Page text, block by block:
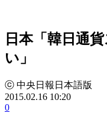
日本「韓日通
い」
ⓒ 中央日報日本語版
2015.02.16 10:20
0